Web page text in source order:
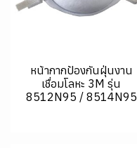
หน้ากากป้องกันฝุ่นงาน
เชื่อมโลหะ 3M รุ่น
8512N95 / 8514N95